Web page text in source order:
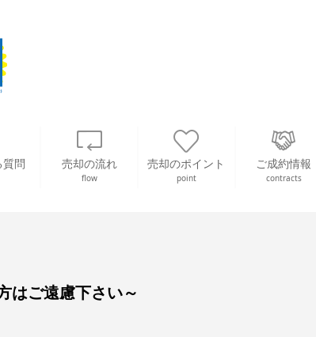
質問 売却の流れ
flow
売却のポイント
point
ご成約情報
contracts
ご遠慮下さい～